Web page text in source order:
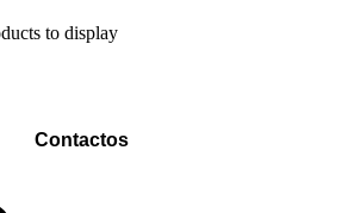
to display
Contactos